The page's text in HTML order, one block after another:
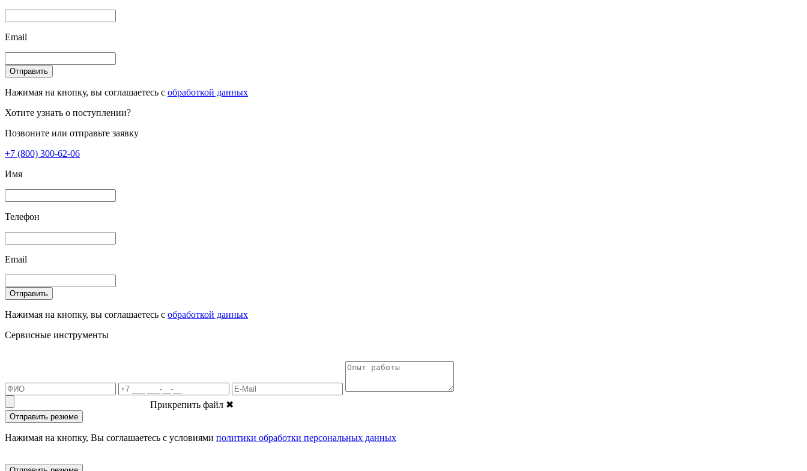
Email
Отправить
Нажимая на кнопку, вы соглашаетесь с обработкой данных
Хотите узнать о поступлении?
Позвоните или отправьте заявку
+7 (800) 300-62-06
Имя
Телефон
Email
Отправить
Нажимая на кнопку, вы соглашаетесь с обработкой данных
Сервисные инструменты
Прикрепить файл ✖
Отправить резюме
Нажимая на кнопку, Вы соглашаетесь с условиями политики обработки персональных данных